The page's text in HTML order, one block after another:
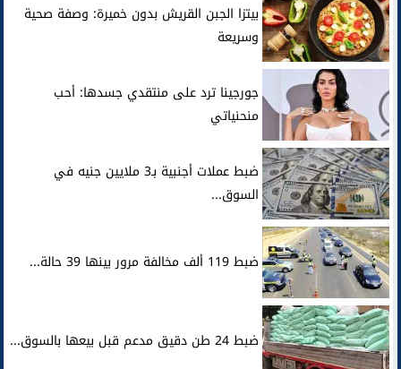
بيتزا الجبن القريش بدون خميرة: وصفة صحية
وسريعة
جورجينا ترد على منتقدي جسدها: أحب
منحنياتي
ضبط عملات أجنبية بـ3 ملايين جنيه في
السوق...
ضبط 119 ألف مخالفة مرور بينها 39 حالة...
ضبط 24 طن دقيق مدعم قبل بيعها بالسوق...